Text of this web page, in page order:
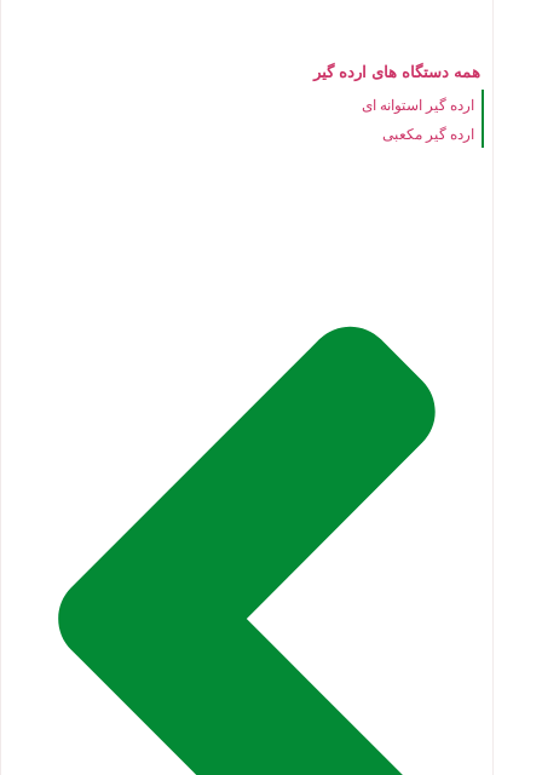
همه دستگاه های ارده گیر
ارده گیر استوانه ای
ارده گیر مکعبی